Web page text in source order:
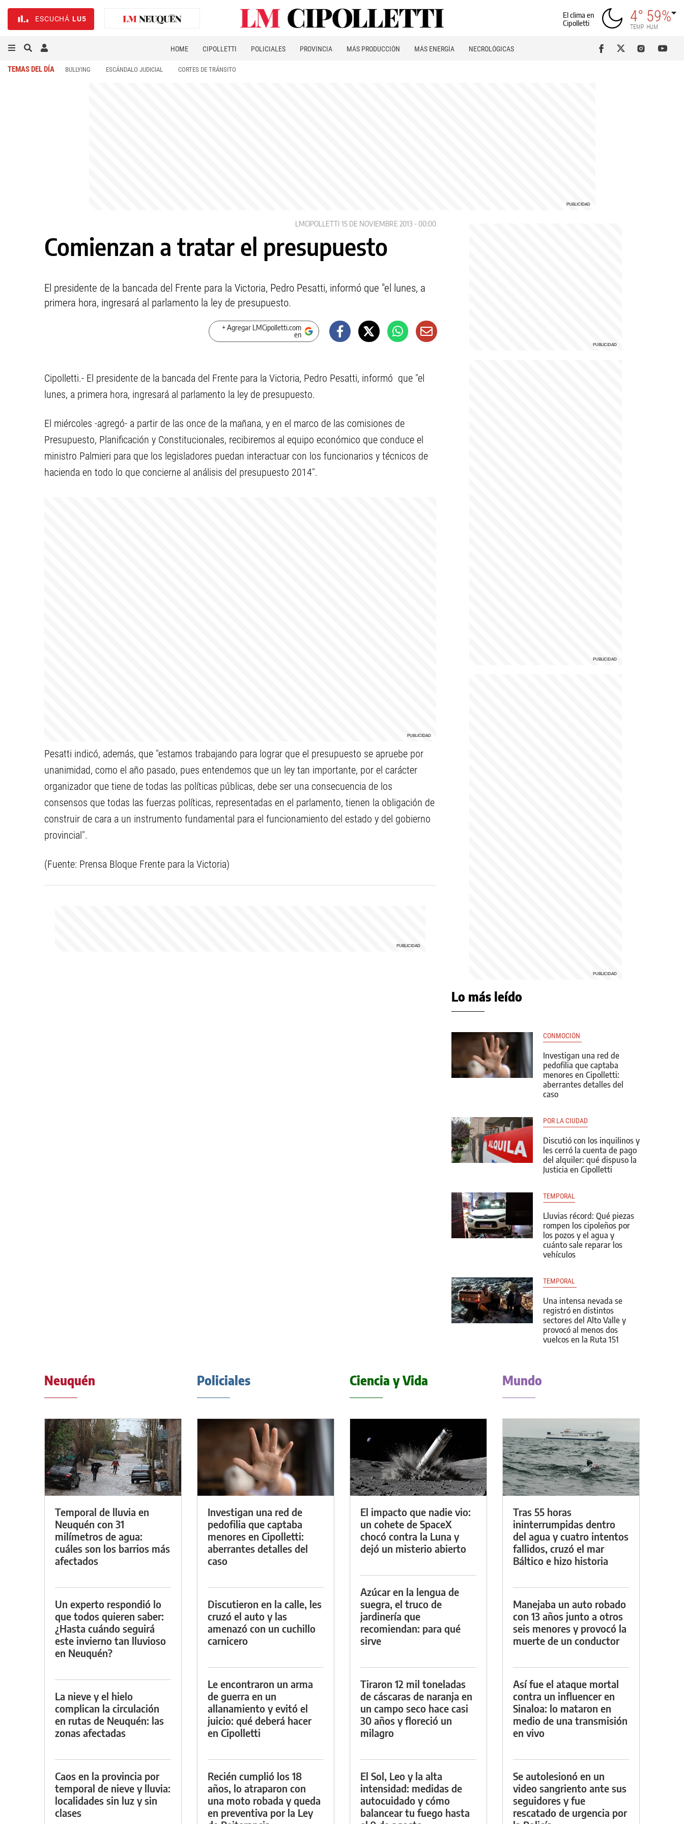
ESCUCHÁ LU5
El clima en
Cipolletti
4°
TEMP
59%
HUM
HOME CIPOLLETTI POLICIALES PROVINCIA MÁS PRODUCCIÓN MÁS ENERGÍA NECROLÓGICAS
TEMAS DEL DÍA BULLYING ESCÁNDALO JUDICIAL CORTES DE TRÁNSITO
LMCIPOLLETTI 15 DE NOVIEMBRE 2013 - 00:00
Comienzan a tratar el presupuesto
El presidente de la bancada del Frente para la Victoria, Pedro Pesatti, informó que "el lunes, a
primera hora, ingresará al parlamento la ley de presupuesto.
+ Agregar LMCipolletti.com
en
Cipolletti.- El presidente de la bancada del Frente para la Victoria, Pedro Pesatti, informó que "el
lunes, a primera hora, ingresará al parlamento la ley de presupuesto.
El miércoles -agregó- a partir de las once de la mañana, y en el marco de las comisiones de
Presupuesto, Planificación y Constitucionales, recibiremos al equipo económico que conduce el
ministro Palmieri para que los legisladores puedan interactuar con los funcionarios y técnicos de
hacienda en todo lo que concierne al análisis del presupuesto 2014".
Pesatti indicó, además, que "estamos trabajando para lograr que el presupuesto se apruebe por
unanimidad, como el año pasado, pues entendemos que un ley tan importante, por el carácter
organizador que tiene de todas las políticas públicas, debe ser una consecuencia de los
consensos que todas las fuerzas políticas, representadas en el parlamento, tienen la obligación de
construir de cara a un instrumento fundamental para el funcionamiento del estado y del gobierno
provincial".
(Fuente: Prensa Bloque Frente para la Victoria)
Lo más leído
CONMOCIÓN
Investigan una red de
pedofilia que captaba
menores en Cipolletti:
aberrantes detalles del
caso
POR LA CIUDAD
Discutió con los inquilinos y
les cerró la cuenta de pago
del alquiler: qué dispuso la
Justicia en Cipolletti
TEMPORAL
Lluvias récord: Qué piezas
rompen los cipoleños por
los pozos y el agua y
cuánto sale reparar los
vehículos
TEMPORAL
Una intensa nevada se
registró en distintos
sectores del Alto Valle y
provocó al menos dos
vuelcos en la Ruta 151
Neuquén
Temporal de lluvia en
Neuquén con 31
milímetros de agua:
cuáles son los barrios más
afectados
Un experto respondió lo
que todos quieren saber:
¿Hasta cuándo seguirá
este invierno tan lluvioso
en Neuquén?
La nieve y el hielo
complican la circulación
en rutas de Neuquén: las
zonas afectadas
Caos en la provincia por
temporal de nieve y lluvia:
localidades sin luz y sin
clases
Policiales
Investigan una red de
pedofilia que captaba
menores en Cipolletti:
aberrantes detalles del
caso
Discutieron en la calle, les
cruzó el auto y las
amenazó con un cuchillo
carnicero
Le encontraron un arma
de guerra en un
allanamiento y evitó el
juicio: qué deberá hacer
en Cipolletti
Recién cumplió los 18
años, lo atraparon con
una moto robada y queda
en preventiva por la Ley
Ciencia y Vida
El impacto que nadie vio:
un cohete de SpaceX
chocó contra la Luna y
dejó un misterio abierto
Azúcar en la lengua de
suegra, el truco de
jardinería que
recomiendan: para qué
sirve
Tiraron 12 mil toneladas
de cáscaras de naranja en
un campo seco hace casi
30 años y floreció un
milagro
El Sol, Leo y la alta
intensidad: medidas de
autocuidado y cómo
balancear tu fuego hasta
Mundo
Tras 55 horas
ininterrumpidas dentro
del agua y cuatro intentos
fallidos, cruzó el mar
Báltico e hizo historia
Manejaba un auto robado
con 13 años junto a otros
seis menores y provocó la
muerte de un conductor
Así fue el ataque mortal
contra un influencer en
Sinaloa: lo mataron en
medio de una transmisión
en vivo
Se autolesionó en un
video sangriento ante sus
seguidores y fue
rescatado de urgencia por